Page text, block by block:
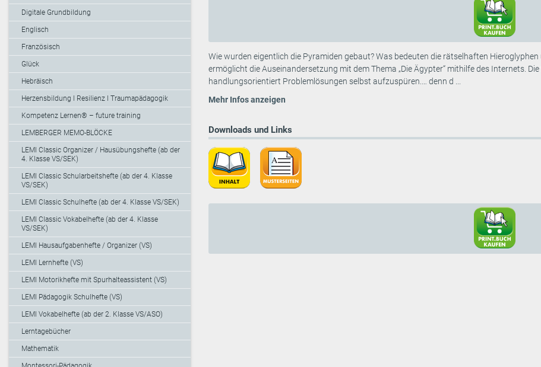
Digitale Grundbildung
Englisch
Französisch
Glück
Hebräisch
Herzensbildung I Resilienz I Traumapädagogik
Kompetenz Lernen® – future training
LEMBERGER MEMO-BLÖCKE
LEMI Classic Organizer / Hausübungshefte (ab der
4. Klasse VS/SEK)
LEMI Classic Schularbeitshefte (ab der 4. Klasse
VS/SEK)
LEMI Classic Schulhefte (ab der 4. Klasse VS/SEK)
LEMI Classic Vokabelhefte (ab der 4. Klasse
VS/SEK)
LEMI Hausaufgabenhefte / Organizer (VS)
LEMI Lernhefte (VS)
LEMI Motorikhefte mit Spurhalteassistent (VS)
LEMI Pädagogik Schulhefte (VS)
LEMI Vokabelhefte (ab der 2. Klasse VS/ASO)
Lerntagebücher
Mathematik
Wie wurden eigentlich die Pyramiden gebaut? Was bedeuten die rätselhaften Hieroglyphen
ermöglicht die Auseinandersetzung mit dem Thema „Die Ägypter“ mithilfe des Internets.
handlungsorientiert Problemlösungen selbst aufzuspüren.… denn d ...
Mehr Infos anzeigen
Downloads und Links